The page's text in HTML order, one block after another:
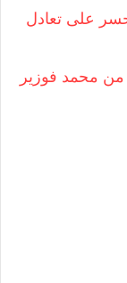
على تعادل
من محمد فوزير